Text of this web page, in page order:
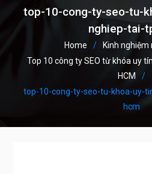
top-10-cong-ty-seo-tu-
nghiep-tai-
Home
Kinh
Top 10 công ty SEO từ khóa uy
HCM
top-10-cong-ty-seo-tu-khoa-uy-
hcm